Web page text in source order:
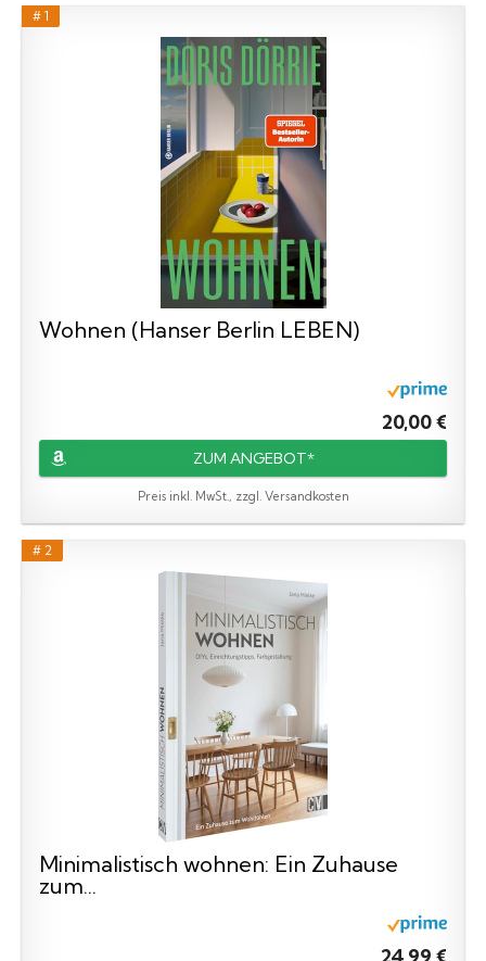
# 1
Wohnen (Hanser Berlin LEBEN)
20,00 €
ZUM ANGEBOT*
Preis inkl. MwSt., zzgl. Versandkosten
# 2
Minimalistisch wohnen: Ein Zuhause
zum...